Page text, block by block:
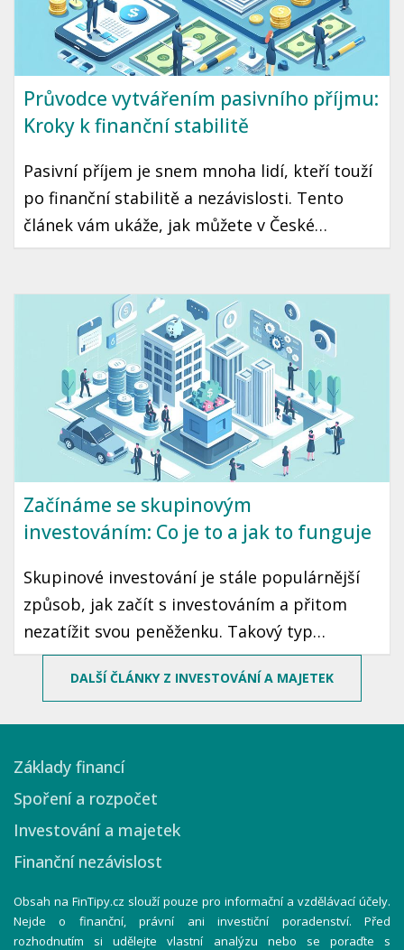
Průvodce vytvářením pasivního příjmu:
Kroky k finanční stabilitě
Pasivní příjem je snem mnoha lidí, kteří touží
po finanční stabilitě a nezávislosti. Tento
článek vám ukáže, jak můžete v České
republice začít tvořit pasivní příjem, a
které vám mohou pomoci dosáhnout tohoto
Začínáme se skupinovým
investováním: Co je to a jak to funguje
Skupinové investování je stále populárnější
způsob, jak začít s investováním a přitom
nezatížit svou peněženku. Takový typ
investování umožňuje sdílet rizika a
rozšiřovat možnosti i pro ty, kteří nemají
mohli začít.
DALŠÍ ČLÁNKY Z INVESTOVÁNÍ A MAJETEK
Základy financí
Spoření a rozpočet
Investování a majetek
Finanční nezávislost
Obsah na FinTipy.cz slouží pouze pro informační a vzdělávací účely.
Nejde o finanční, právní ani investiční poradenství. Před
rozhodnutím si udělejte vlastní analýzu nebo se poraďte s